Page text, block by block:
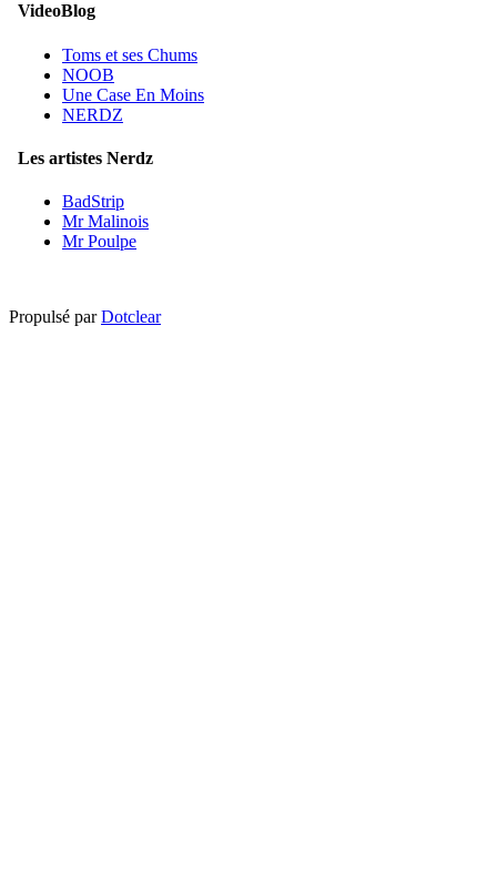
VideoBlog
Toms et ses Chums
NOOB
Une Case En Moins
NERDZ
Les artistes Nerdz
BadStrip
Mr Malinois
Mr Poulpe
Propulsé parDotclear